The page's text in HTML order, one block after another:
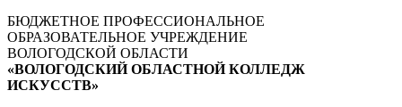
БЮДЖЕТНОЕ ПРОФЕССИОНАЛЬНОЕ
ОБРАЗОВАТЕЛЬНОЕ УЧРЕЖДЕНИЕ
ВОЛОГОДСКОЙ ОБЛАСТИ
«ВОЛОГОДСКИЙ ОБЛАСТНОЙ КОЛЛЕДЖ
ИСКУССТВ»